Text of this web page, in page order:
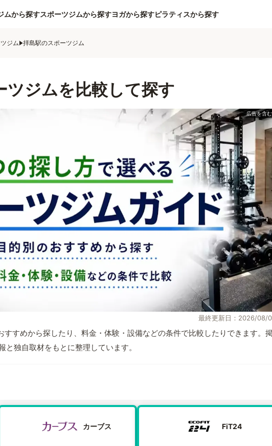
ムから探すスポーツジムから探すヨガから探すピラティスから探す
ジム 拝島駅のスポーツジム
ツジムを比較して探す
最終更新日：2026/08/
すめから探したり、料金・体験・設備などの条件で比較したりできます。
独自取材をもとに整理しています。
カーブス FiT24